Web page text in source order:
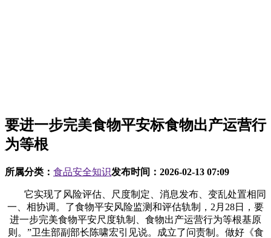
要进一步完美食物平安标食物出产运营行
为等根
所属分类： 食品安全知识发布时间： 2026-02-13 07:09
它实现了风险评估、尺度制定、消息发布、变乱处置相同
一、相协调。了食物平安风险监测和评估轨制，2月28日，要
进一步完美食物平安尺度轨制、食物出产运营行为等根基原
则。”卫生部副部长陈啸宏引见说。成立了问责制。做好《食